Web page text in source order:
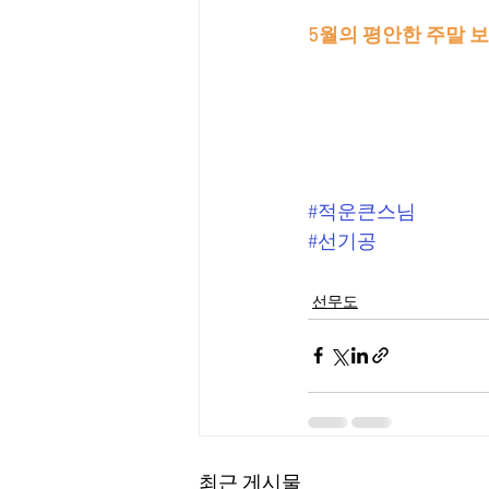
5월의 평안한 주말
#적운큰스님
#선기공
선무도
최근 게시물